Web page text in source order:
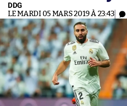
DDG
LE MARDI 05 MARS 2019 À 23:43